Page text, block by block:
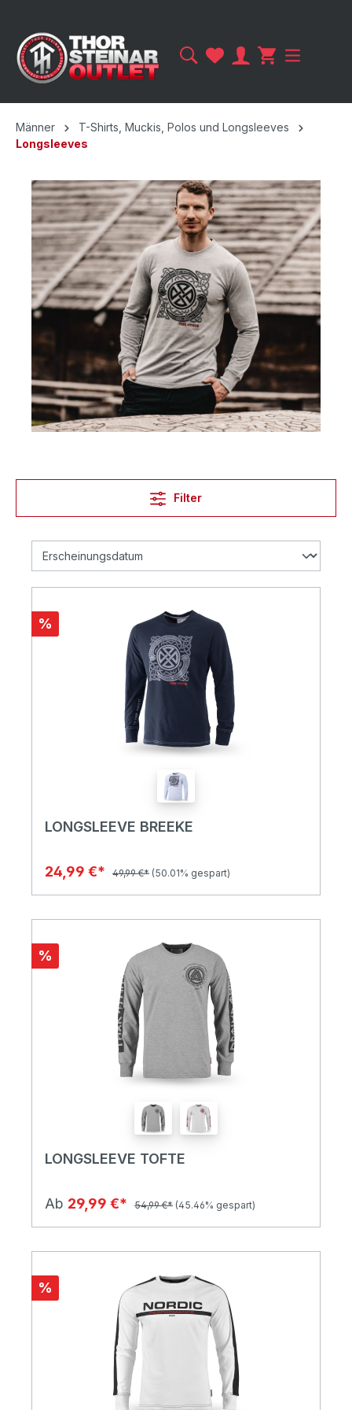
Männer
T-Shirts, Muckis, Polos und Longsleeves
Longsleeves
Filter
%
LONGSLEEVE BREEKE
24,99 €* 49,99 €* (50.01% gespart)
%
LONGSLEEVE TOFTE
Ab 29,99 €* 54,99 €* (45.46% gespart)
%